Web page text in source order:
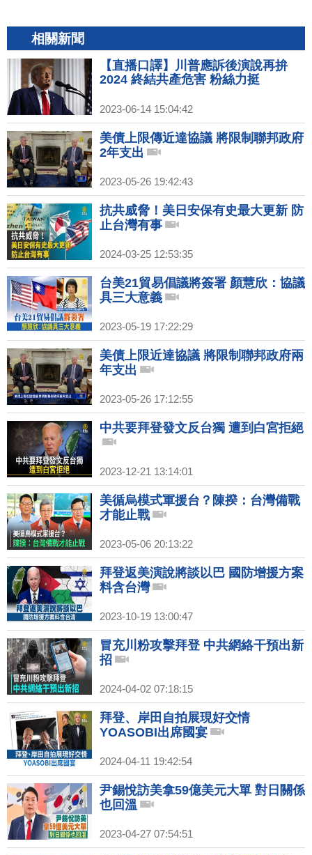
相關新聞
【直播口譯】川普應訴後演說再拚
2024 終結共產危害 粉絲力挺
2023-06-14 15:04:42
美債上限傳近達協議 將限制聯邦政府
2年支出
2023-05-26 19:42:43
抗共威脅！美日安保有史最大更新 防
止台灣有事
2024-03-25 12:53:35
台美21貿易倡議將簽署 顏慧欣：協議
具三大意義
2023-05-19 17:22:29
美債上限近達協議 將限制聯邦政府兩
年支出
2023-05-26 17:12:55
中共要拜登發文反台獨 遭到白宮拒絕
2023-12-21 13:14:01
美循烏模式軍援台？陳揆：台灣備戰
才能止戰
2023-05-06 20:13:22
拜登返美演說將談以巴 國防增援方案
料含台灣
2023-10-19 13:00:47
冒充川粉攻擊拜登 中共網絡干預出新
招
2024-04-02 07:18:15
拜登、岸田自拍展現好交情
YOASOBI出席國宴
2024-04-11 19:42:54
尹錫悅訪美拿59億美元大單 對日關係
也回溫
2023-04-27 07:54:51